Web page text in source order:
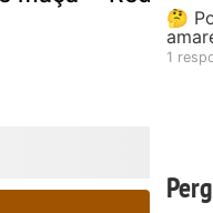
🤔
1